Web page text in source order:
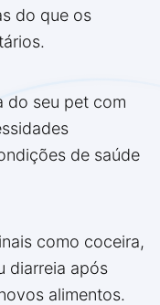
do que os
do seu pet com
de saúde
como coceira,
diarreia após
alimentos.